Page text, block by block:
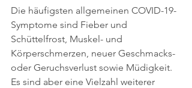
Die häufigsten allgemeinen COVID-19-
Symptome sind Fieber und
Schüttelfrost, Muskel- und
Körperschmerzen, neuer Geschmacks-
oder Geruchsverlust sowie Müdigkeit.
Es sind aber eine Vielzahl weiterer